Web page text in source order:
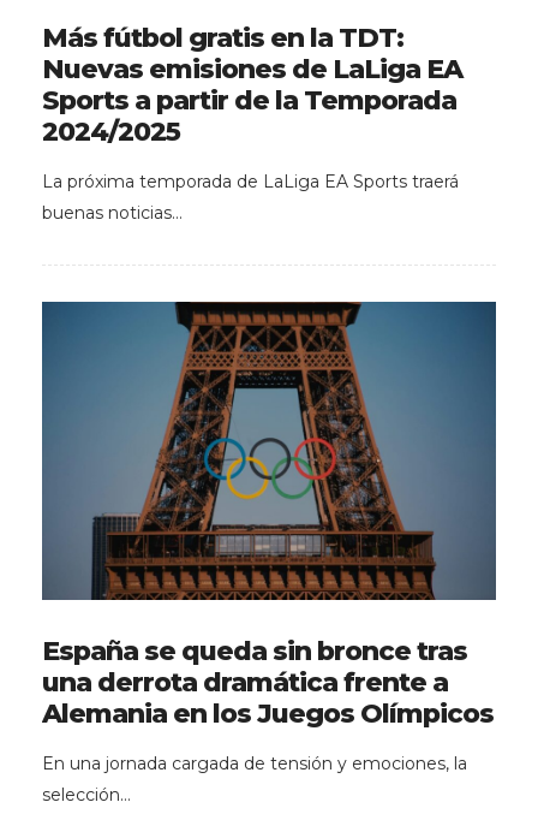
Más fútbol gratis en la TDT:
Nuevas emisiones de LaLiga EA
Sports a partir de la Temporada
2024/2025
La próxima temporada de LaLiga EA Sports traerá
buenas noticias…
España se queda sin bronce tras
una derrota dramática frente a
Alemania en los Juegos Olímpicos
En una jornada cargada de tensión y emociones, la
selección…